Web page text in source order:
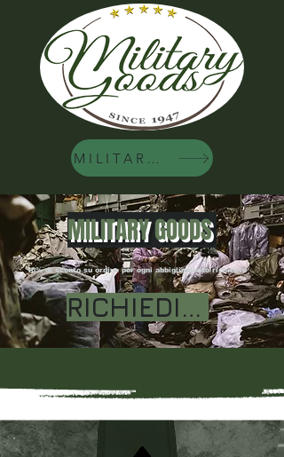
MILITARY GOODS
MILITARY GOODS
10% di sconto su ordine per ogni abbigliamento richiesto
RICHIEDI IL COUPON